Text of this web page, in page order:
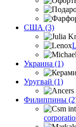
США (3)
Украина (1)
Уругвай (1)
Филиппины